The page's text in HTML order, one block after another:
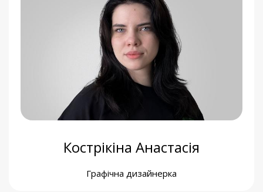
Кострікіна Анастасія
Графічна дизайнерка
Богдан Мельник
Фандрейзер